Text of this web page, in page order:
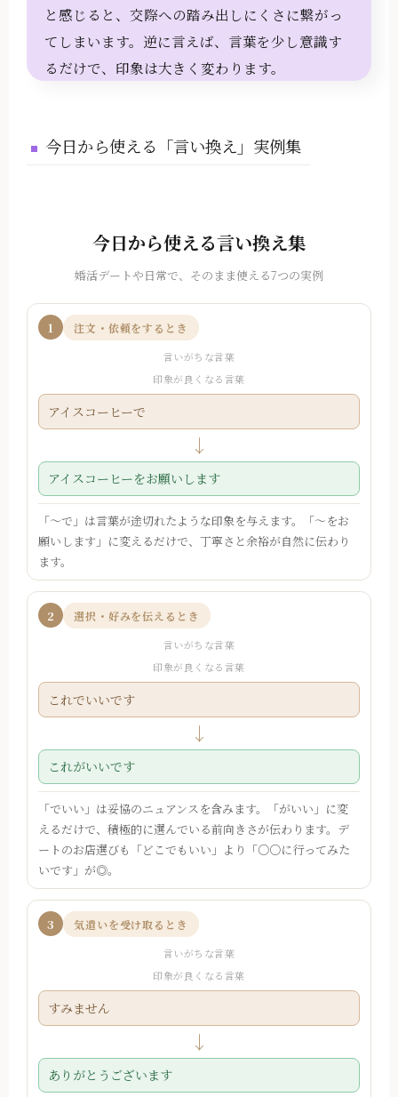
と感じると、交際への踏み出しにくさに繋がっ
てしまいます。逆に言えば、言葉を少し意識す
るだけで、印象は大きく変わります。
今日から使える「言い換え」実例集
今日から使える言い換え集
婚活デートや日常で、そのまま使える7つの実例
1 注文・依頼をするとき
言いがちな言葉
印象が良くなる言葉
アイスコーヒーで
↓
アイスコーヒーをお願いします
「〜で」は言葉が途切れたような印象を与えます。「〜をお
願いします」に変えるだけで、丁寧さと余裕が自然に伝わり
ます。
2 選択・好みを伝えるとき
言いがちな言葉
印象が良くなる言葉
これでいいです
↓
これがいいです
「でいい」は妥協のニュアンスを含みます。「がいい」に変
えるだけで、積極的に選んでいる前向きさが伝わります。デ
ートのお店選びも「どこでもいい」より「○○に行ってみた
いです」が◎。
3 気遣いを受け取るとき
言いがちな言葉
印象が良くなる言葉
すみません
↓
ありがとうございます